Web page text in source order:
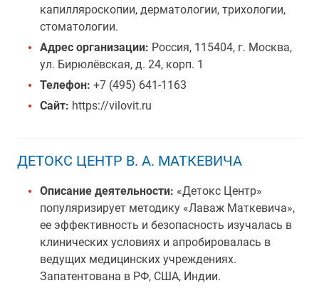
капилляроскопии, дерматологии, трихологии,
стоматологии.
Адрес организации: Россия, 115404, г. Москва,
ул. Бирюлёвская, д. 24, корп. 1
Телефон: +7 (495) 641-1163
Сайт: https://vilovit.ru
ДЕТОКС ЦЕНТР В. А. МАТКЕВИЧА
Описание деятельности: «Детокс Центр»
популяризирует методику «Лаваж Маткевича»,
ее эффективность и безопасность изучалась в
клинических условиях и апробировалась в
ведущих медицинских учреждениях.
Запатентована в РФ, США, Индии.